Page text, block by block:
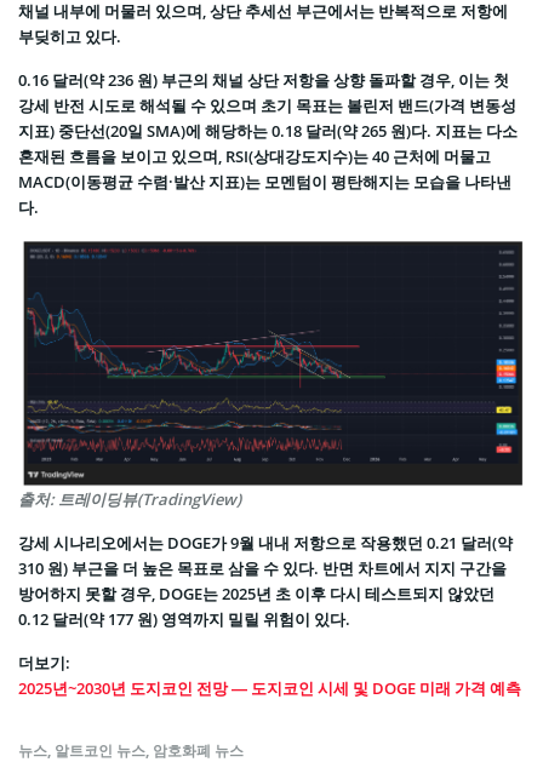
채널 내부에 머물러 있으며, 상단 추세선 부근에서는 반복적으로 저항에
부딪히고 있다.
0.16 달러(약 236 원) 부근의 채널 상단 저항을 상향 돌파할 경우, 이는 첫
강세 반전 시도로 해석될 수 있으며 초기 목표는 볼린저 밴드(가격 변동성
지표) 중단선(20일 SMA)에 해당하는 0.18 달러(약 265 원)다. 지표는 다소
혼재된 흐름을 보이고 있으며, RSI(상대강도지수)는 40 근처에 머물고
MACD(이동평균 수렴·발산 지표)는 모멘텀이 평탄해지는 모습을 나타낸
다.
출처: 트레이딩뷰(TradingView)
강세 시나리오에서는 DOGE가 9월 내내 저항으로 작용했던 0.21 달러(약
310 원) 부근을 더 높은 목표로 삼을 수 있다. 반면 차트에서 지지 구간을
방어하지 못할 경우, DOGE는 2025년 초 이후 다시 테스트되지 않았던
0.12 달러(약 177 원) 영역까지 밀릴 위험이 있다.
더보기:
2025년~2030년 도지코인 전망 — 도지코인 시세 및 DOGE 미래 가격 예측
뉴스, 알트코인 뉴스, 암호화폐 뉴스